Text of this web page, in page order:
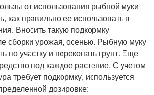
от использования рыбной муки
как правильно ее использовать в
Вносить такую подкормку
сборки урожая, осенью. Рыбную муку
по участку и перекопать грунт. Еще
под каждое растение. С учетом
требует подкормку, используется
дозировке: